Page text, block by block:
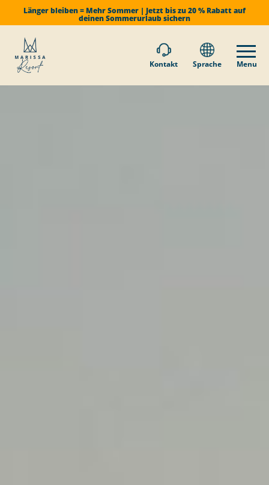
Länger bleiben = Mehr Sommer | Jetzt bis zu 20 % Rabatt auf
deinen Sommerurlaub sichern
Kontakt Sprache Menu